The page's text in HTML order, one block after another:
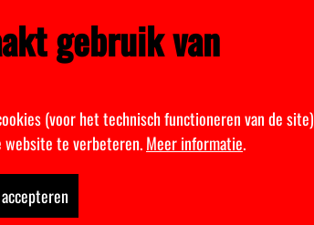
gebruik van
(voor het technisch functioneren van de site)
te verbeteren.Meer informatie.